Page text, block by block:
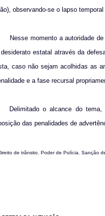
observando-se o lapso
Nesse momento a autoridade
estatal através da
caso não sejam acolhidas as
e a fase recursal
Delimitado o alcance do tema,
das penalidades de
de trânsito. Poder de Polícia. Sanção